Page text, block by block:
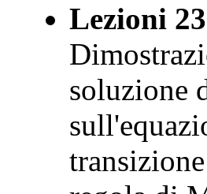
Lezioni
soluzione